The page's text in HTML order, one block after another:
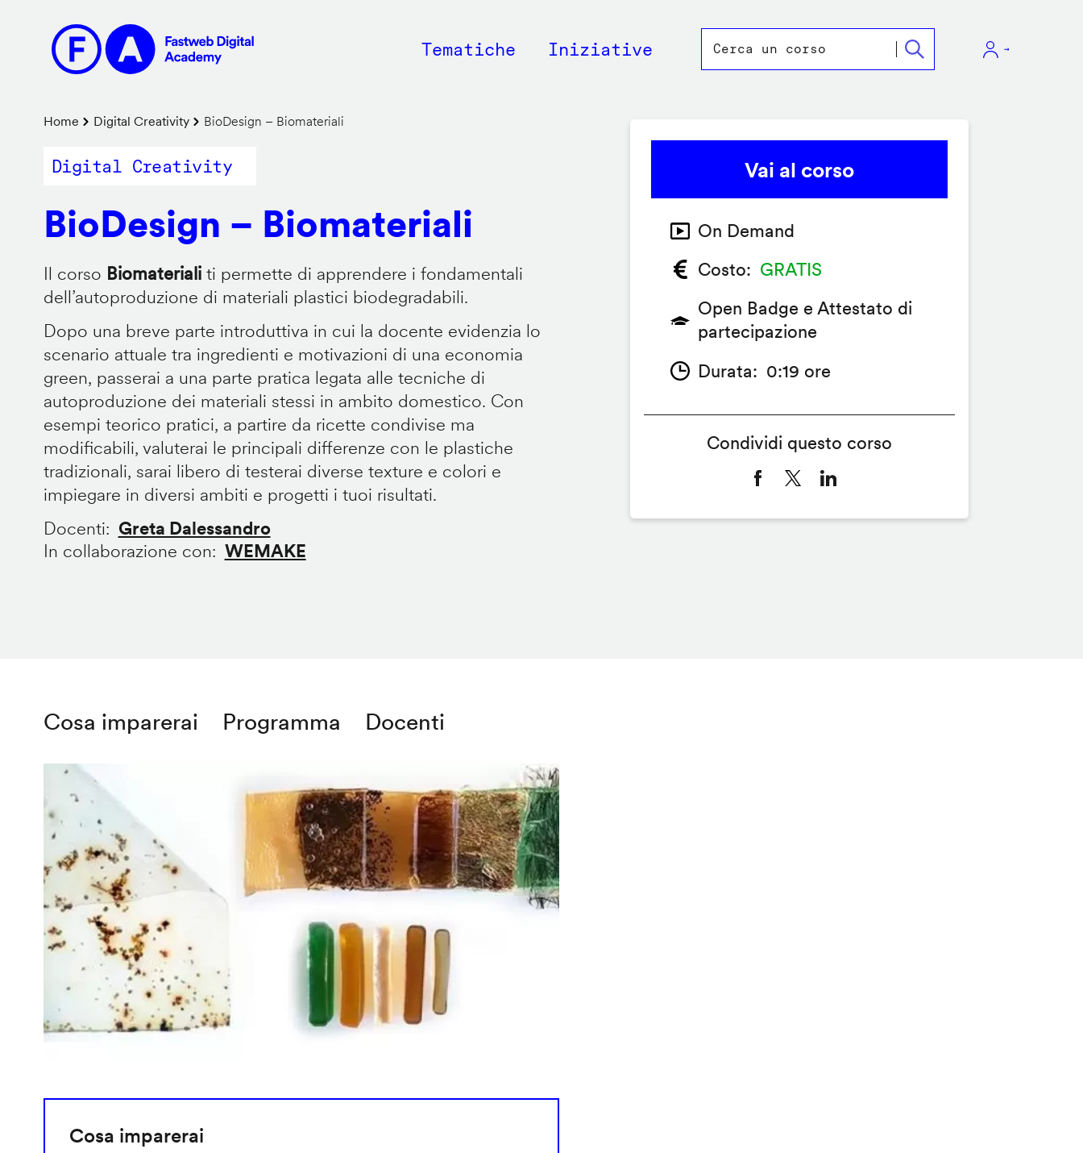
contenuto
principale
Main
Tematiche Iniziative
Briciole
di
Home Digital Creativity BioDesign – Biomateriali
Digital Creativity
BioDesign – Biomateriali
Il corso Biomaterialiti permette di apprendere i fondamentali
dell’autoproduzione di materiali plastici biodegradabili.
Dopo una breve parte introduttiva in cui la docente evidenzia lo
scenario attuale tra ingredienti e motivazioni di una economia
green, passerai a una parte pratica legata alle tecniche di
autoproduzione dei materiali stessi in ambito domestico. Con
esempi teorico pratici, a partire da ricette condivise ma
modificabili, valuterai le principali differenze con le plastiche
tradizionali, sarai libero di testerai diverse texture e colori e
impiegare in diversi ambiti e progetti i tuoi risultati.
Docenti
Greta Dalessandro
In collaborazione con
WEMAKE
Cosa imparerai Programma Docenti
Cosa imparerai
Vai al corso
On Demand
Costo
GRATIS
Open Badge e Attestato di
partecipazione
Durata
0:19 ore
Condividi questo corso